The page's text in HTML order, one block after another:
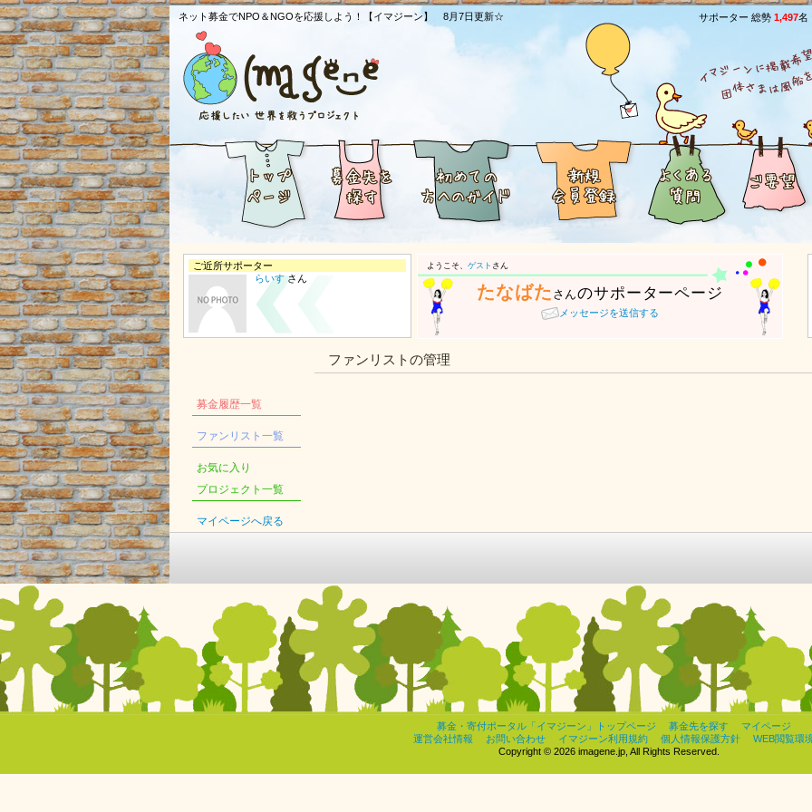
ネット募金でNPO＆NGOを応援しよう！【イマジーン】 8月7日更新☆ サポーター 総勢 1,497名
ご近所サポーター
らいすさん
ようこそ、 ゲスト さん
たなばた さんのサポーターページ
メッセージを送信する
募金履歴一覧
ファンリスト一覧
お気に入り
プロジェクト一覧
マイページへ戻る
ファンリストの管理
募金・寄付ポータル「イマジーン」トップページ 募金先を探す
マイページ
運営会社情報
お問い合わせ イマジーン利用規約 個人情報保護方針
WEB閲覧環
Copyright © 2026 imagene.jp, All Rights Reserved.